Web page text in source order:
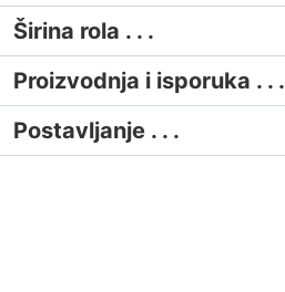
Širina rola . . .
Proizvodnja i isporuka . . .
Postavljanje . . .